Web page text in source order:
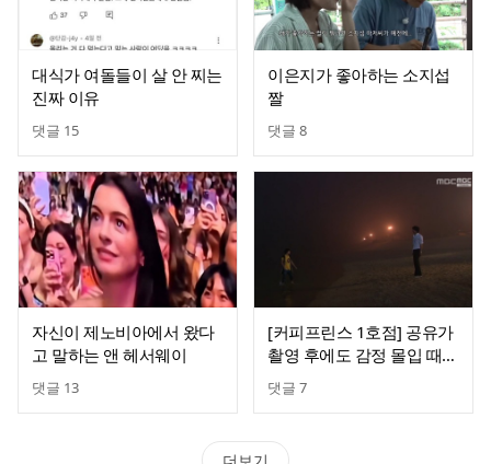
대식가 여돌들이 살 안 찌는
진짜 이유
댓글 15
이은지가 좋아하는 소지섭
짤
댓글 8
자신이 제노비아에서 왔다
고 말하는 앤 헤서웨이
댓글 13
[커피프린스 1호점] 공유가
촬영 후에도 감정 몰입 때문
에 가장 힘들었다고 한 장
면. jpg
댓글 7